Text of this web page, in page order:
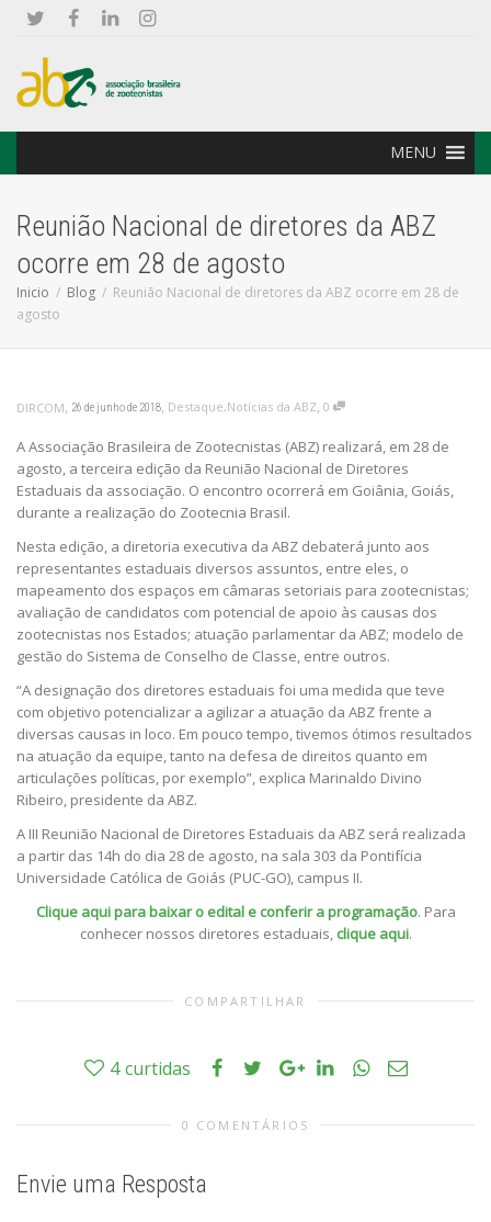
MENU
Reunião Nacional de diretores da ABZ
ocorre em 28 de agosto
Inicio Blog
Reunião Nacional de diretores da ABZ ocorre em 28 de
agosto
DIRCOM, 26 de junho de 2018, Destaque,Notícias da ABZ, 0
A Associação Brasileira de Zootecnistas (ABZ) realizará, em 28 de
agosto, a terceira edição da Reunião Nacional de Diretores
Estaduais da associação. O encontro ocorrerá em Goiânia, Goiás,
durante a realização do Zootecnia Brasil.
Nesta edição, a diretoria executiva da ABZ debaterá junto aos
representantes estaduais diversos assuntos, entre eles, o
mapeamento dos espaços em câmaras setoriais para zootecnistas;
avaliação de candidatos com potencial de apoio às causas dos
zootecnistas nos Estados; atuação parlamentar da ABZ; modelo de
gestão do Sistema de Conselho de Classe, entre outros.
“A designação dos diretores estaduais foi uma medida que teve
com objetivo potencializar a agilizar a atuação da ABZ frente a
diversas causas in loco. Em pouco tempo, tivemos ótimos resultados
na atuação da equipe, tanto na defesa de direitos quanto em
articulações políticas, por exemplo”, explica Marinaldo Divino
Ribeiro, presidente da ABZ.
A III Reunião Nacional de Diretores Estaduais da ABZ será realizada
a partir das 14h do dia 28 de agosto, na sala 303 da Pontifícia
Universidade Católica de Goiás (PUC-GO), campus II.
Clique aqui para baixar o edital e conferir a programação. Para
conhecer nossos diretores estaduais, clique aqui.
COMPARTILHAR
4 curtidas
0 COMENTÁRIOS
Envie uma Resposta